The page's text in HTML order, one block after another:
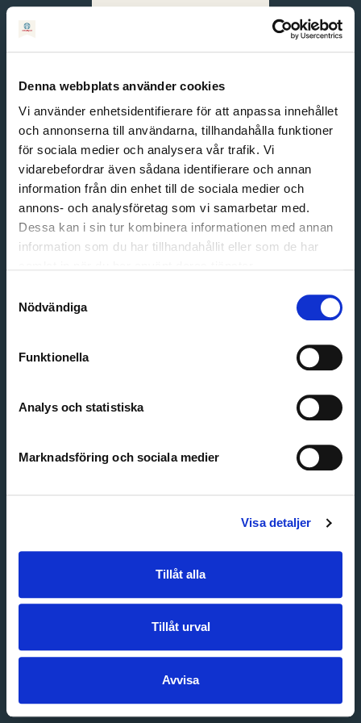
Denna webbplats använder cookies
Vi använder enhetsidentifierare för att anpassa innehållet
och annonserna till användarna, tillhandahålla funktioner
för sociala medier och analysera vår trafik. Vi
vidarebefordrar även sådana identifierare och annan
information från din enhet till de sociala medier och
annons- och analysföretag som vi samarbetar med.
Dessa kan i sin tur kombinera informationen med annan
information som du har tillhandahållit eller som de har
Nödvändiga
Funktionella
Analys och statistiska
Marknadsföring och sociala medier
Visa detaljer
Tillåt alla
Tillåt urval
Avvisa
English
Svenska
Email address
Customer service